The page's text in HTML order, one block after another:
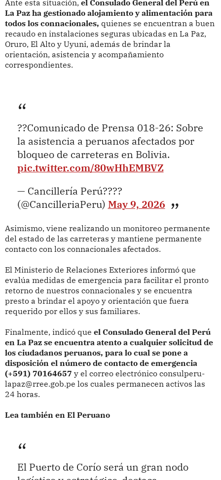
Ante esta situación, el Consulado General del Perú en
La Paz ha gestionado alojamiento y alimentación para
todos los connacionales, quienes se encuentran a buen
recaudo en instalaciones seguras ubicadas en La Paz,
Oruro, El Alto y Uyuni, además de brindar la
orientación, asistencia y acompañamiento
correspondientes.
??Comunicado de Prensa 018-26: Sobre
la asistencia a peruanos afectados por
bloqueo de carreteras en Bolivia.
pic.twitter.com/80wHhEMBVZ
— Cancillería Perú????
(@CancilleriaPeru) May 9, 2026
Asimismo, viene realizando un monitoreo permanente
del estado de las carreteras y mantiene permanente
contacto con los connacionales afectados.
El Ministerio de Relaciones Exteriores informó que
evalúa medidas de emergencia para facilitar el pronto
retorno de nuestros connacionales y se encuentra
presto a brindar el apoyo y orientación que fuera
requerido por ellos y sus familiares.
Finalmente, indicó que el Consulado General del Perú
en La Paz se encuentra atento a cualquier solicitud de
los ciudadanos peruanos, para lo cual se pone a
disposición el número de contacto de emergencia
(+591) 70164657 y el correo electrónico consulperu-
lapaz@rree.gob.pe los cuales permanecen activos las
24 horas.
Lea también en El Peruano
El Puerto de Corío será un gran nodo